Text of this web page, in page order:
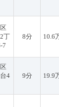
丁
7
8分 10.6
4
9分 19.9